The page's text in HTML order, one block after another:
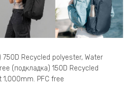
Recycled polyester, Water
(подкладка) 150D Recycled
PFC free